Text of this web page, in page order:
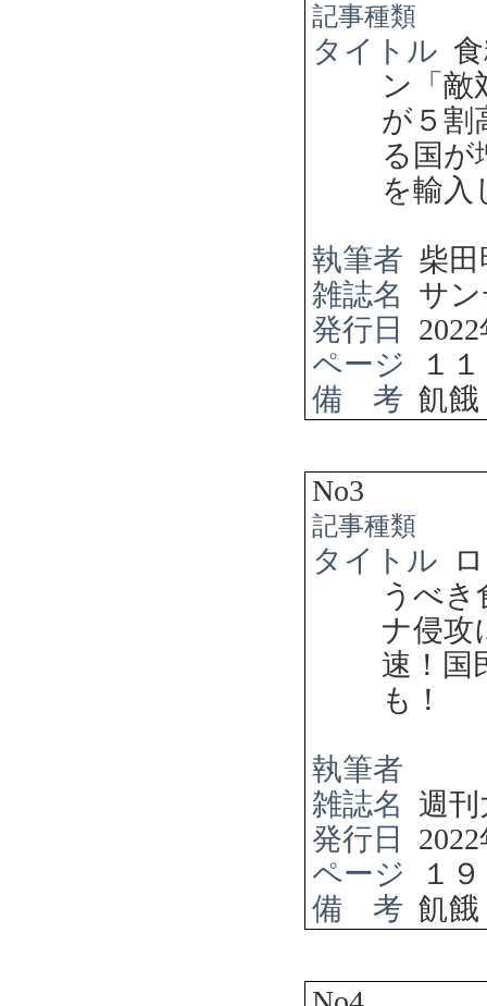
記事種類
タイトル
ン「
が５割
る国が
を輸入
執筆者 柴田
雑誌名
サ
発行日
2022
ページ
１
備 考 飢餓
No3
記事種類
タイトル
うべ
ナ侵攻
速！国
も！
執筆者
雑誌名
週刊
発行日
2022
ページ
１
備 考 飢餓